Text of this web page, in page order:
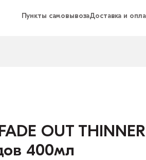
Пункты самовывозаДоставка и
OUT
400мл